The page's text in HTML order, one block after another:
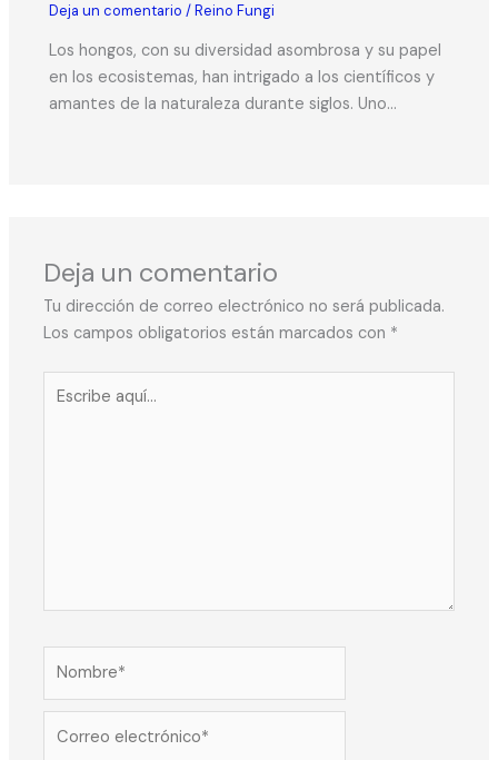
Deja un comentario /Reino Fungi
Los hongos, con su diversidad asombrosa y su papel
en los ecosistemas, han intrigado a los científicos y
amantes de la naturaleza durante siglos. Uno…
Deja un comentario
Tu dirección de correo electrónico no será publicada.
Los campos obligatorios están marcados con *
electrónico*